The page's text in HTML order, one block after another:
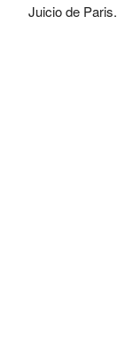
Juicio de Paris.